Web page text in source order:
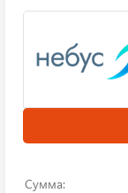
Сумма: